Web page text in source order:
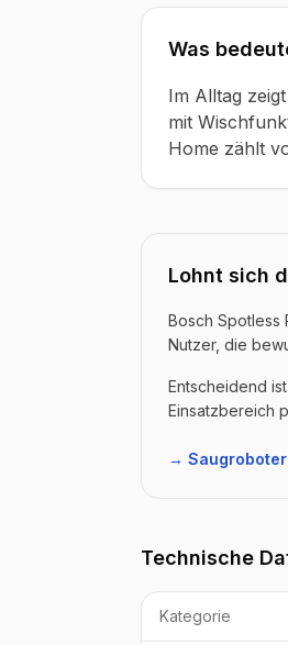
Was
Im Alltag
mit
Home zählt
Lohnt sich
Bosch Spotless
Nutzer, die
Entscheidend
Einsatzbereich
→
Technische
Kategorie